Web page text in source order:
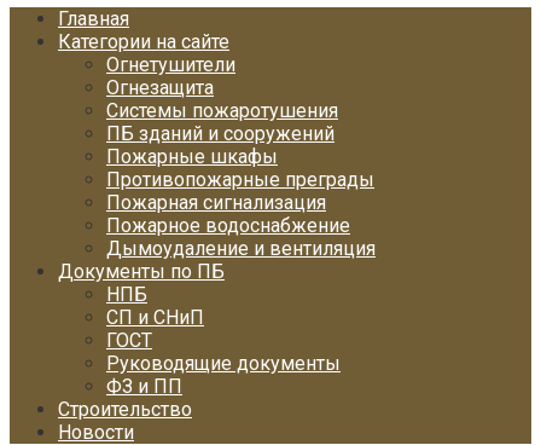
Главная
Категории на сайте
Огнетушители
Огнезащита
Системы пожаротушения
ПБ зданий и сооружений
Пожарные шкафы
Противопожарные преграды
Пожарная сигнализация
Пожарное водоснабжение
Дымоудаление и вентиляция
Документы по ПБ
НПБ
СП и СНиП
ГОСТ
Руководящие документы
ФЗ и ПП
Строительство
Новости